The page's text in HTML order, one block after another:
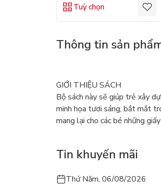
Tuỳ chọn
Thông tin sản
GIỚI THIỆU SÁCH
Bộ sách này sẽ giúp trẻ xây
minh họa tươi sáng, bắt mắt
mang lại cho các bé những
Tin khuyến mãi
Thứ Năm, 06/08/2026